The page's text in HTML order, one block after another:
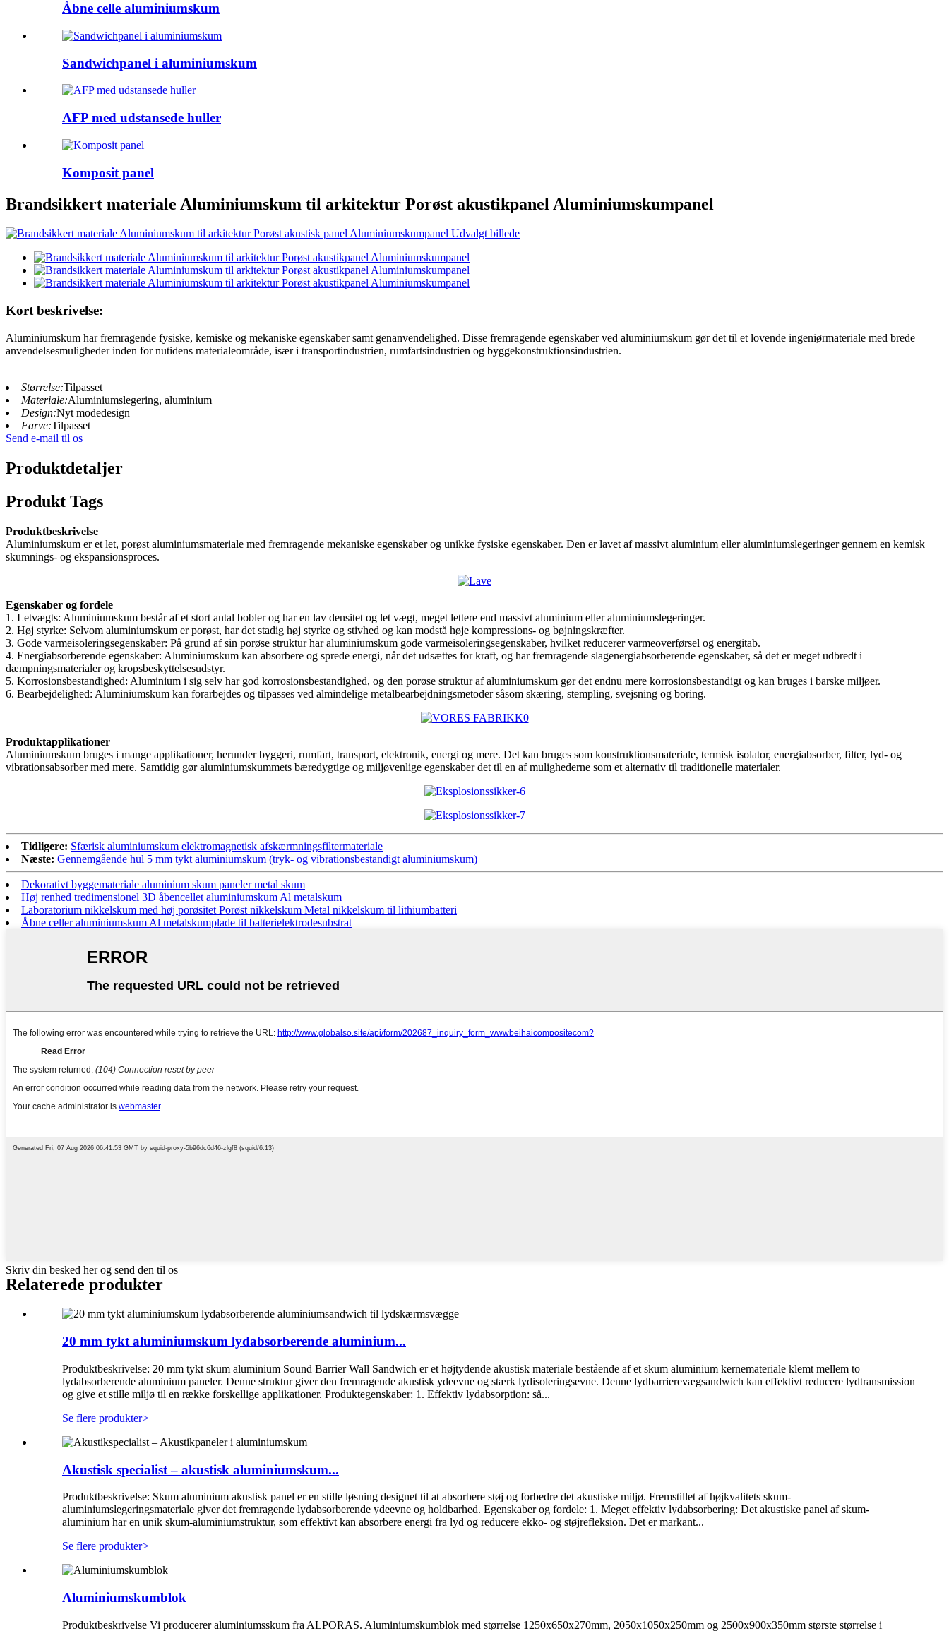
Åbne celle aluminiumskum
Sandwichpanel i aluminiumskum
AFP med udstansede huller
Komposit panel
Brandsikkert materiale Aluminiumskum til arkitektur Porøst akustikpanel Aluminiumskumpanel
Kort beskrivelse:
Aluminiumskum har fremragende fysiske, kemiske og mekaniske egenskaber samt genanvendelighed. Disse fremragende egenskaber ved aluminiumskum gør det til et lovende ingeniørmateriale med brede
anvendelsesmuligheder inden for nutidens materialeområde, især i transportindustrien, rumfartsindustrien og byggekonstruktionsindustrien.
Størrelse:Tilpasset
Materiale:Aluminiumslegering, aluminium
Design:Nyt modedesign
Farve:Tilpasset
Send e-mail til os
Produktdetaljer
Produkt Tags
Produktbeskrivelse
Aluminiumskum er et let, porøst aluminiumsmateriale med fremragende mekaniske egenskaber og unikke fysiske egenskaber. Den er lavet af massivt aluminium eller aluminiumslegeringer gennem en kemisk
skumnings- og ekspansionsproces.
Egenskaber og fordele
1. Letvægts: Aluminiumskum består af et stort antal bobler og har en lav densitet og let vægt, meget lettere end massivt aluminium eller aluminiumslegeringer.
2. Høj styrke: Selvom aluminiumskum er porøst, har det stadig høj styrke og stivhed og kan modstå høje kompressions- og bøjningskræfter.
3. Gode varmeisoleringsegenskaber: På grund af sin porøse struktur har aluminiumskum gode varmeisoleringsegenskaber, hvilket reducerer varmeoverførsel og energitab.
4. Energiabsorberende egenskaber: Aluminiumskum kan absorbere og sprede energi, når det udsættes for kraft, og har fremragende slagenergiabsorberende egenskaber, så det er meget udbredt i
dæmpningsmaterialer og kropsbeskyttelsesudstyr.
5. Korrosionsbestandighed: Aluminium i sig selv har god korrosionsbestandighed, og den porøse struktur af aluminiumskum gør det endnu mere korrosionsbestandigt og kan bruges i barske miljøer.
6. Bearbejdelighed: Aluminiumskum kan forarbejdes og tilpasses ved almindelige metalbearbejdningsmetoder såsom skæring, stempling, svejsning og boring.
Produktapplikationer
Aluminiumskum bruges i mange applikationer, herunder byggeri, rumfart, transport, elektronik, energi og mere. Det kan bruges som konstruktionsmateriale, termisk isolator, energiabsorber, filter, lyd- og
vibrationsabsorber med mere. Samtidig gør aluminiumskummets bæredygtige og miljøvenlige egenskaber det til en af ​​mulighederne som et alternativ til traditionelle materialer.
Tidligere: Sfærisk aluminiumskum elektromagnetisk afskærmningsfiltermateriale
Næste: Gennemgående hul 5 mm tykt aluminiumskum (tryk- og vibrationsbestandigt aluminiumskum)
Dekorativt byggemateriale aluminium skum paneler metal skum
Høj renhed tredimensionel 3D åbencellet aluminiumskum Al metalskum
Laboratorium nikkelskum med høj porøsitet Porøst nikkelskum Metal nikkelskum til lithiumbatteri
Åbne celler aluminiumskum Al metalskumplade til batterielektrodesubstrat
Skriv din besked her og send den til os
Relaterede produkter
20 mm tykt aluminiumskum lydabsorberende aluminium...
Produktbeskrivelse: 20 mm tykt skum aluminium Sound Barrier Wall Sandwich er et højtydende akustisk materiale bestående af et skum aluminium kernemateriale klemt mellem to
lydabsorberende aluminium paneler. Denne struktur giver den fremragende akustisk ydeevne og stærk lydisoleringsevne. Denne lydbarrierevægsandwich kan effektivt reducere lydtransmission
og give et stille miljø til en række forskellige applikationer. Produktegenskaber: 1. Effektiv lydabsorption: så...
Se flere produkter>
Akustisk specialist – akustisk aluminiumskum...
Produktbeskrivelse: Skum aluminium akustisk panel er en stille løsning designet til at absorbere støj og forbedre det akustiske miljø. Fremstillet af højkvalitets skum-
aluminiumslegeringsmateriale giver det fremragende lydabsorberende ydeevne og holdbarhed. Egenskaber og fordele: 1. Meget effektiv lydabsorbering: Det akustiske panel af skum-
aluminium har en unik skum-aluminiumstruktur, som effektivt kan absorbere energi fra lyd og reducere ekko- og støjrefleksion. Det er markant...
Se flere produkter>
Aluminiumskumblok
Produktbeskrivelse Vi producerer aluminiumsskum fra ALPORAS. Aluminiumskumblok med størrelse 1250x650x270mm, 2050x1050x250mm og 2500x900x350mm største størrelse i